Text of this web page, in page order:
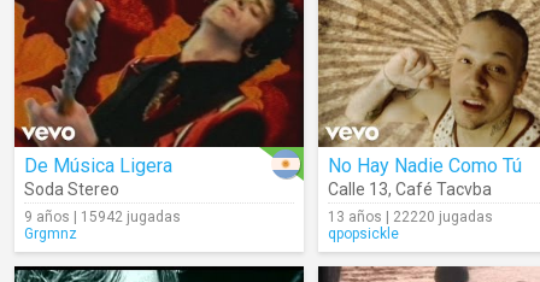
De Música Ligera
Soda Stereo
9 años | 15942 jugadas
Grgmnz
No Hay Nadie Como Tú
Calle 13, Café Tacvba
13 años | 22220 jugadas
qpopsickle